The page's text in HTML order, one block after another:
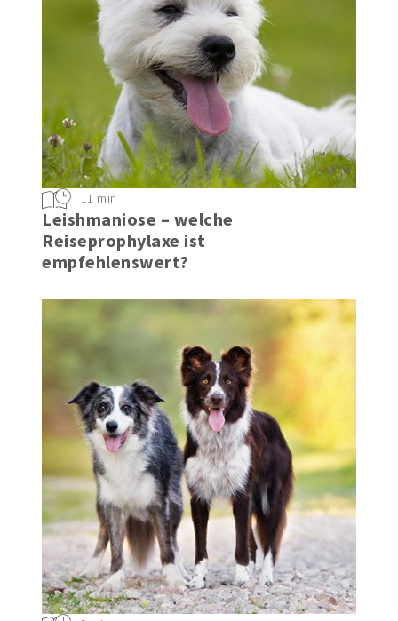
Leishmaniose – welche
Reiseprophylaxe ist
11 min